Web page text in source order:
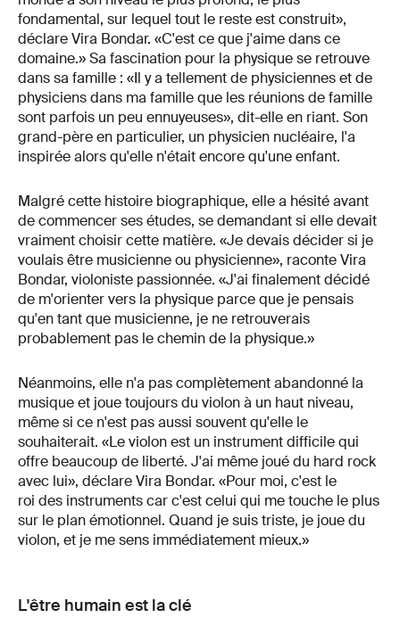
fondamental, sur lequel tout le reste est construit»,
déclare Vira Bondar. «C'est ce que j'aime dans ce
domaine.» Sa fascination pour la physique se retrouve
dans sa famille : «Il y a tellement de physiciennes et de
physiciens dans ma famille que les réunions de famille
sont parfois un peu ennuyeuses», dit-elle en riant. Son
grand-père en particulier, un physicien nucléaire, l'a
inspirée alors qu'elle n'était encore qu'une enfant.
Malgré cette histoire biographique, elle a hésité avant
de commencer ses études, se demandant si elle devait
vraiment choisir cette matière. «Je devais décider si je
voulais être musicienne ou physicienne», raconte Vira
Bondar, violoniste passionnée. «J'ai finalement décidé
de m'orienter vers la physique parce que je pensais
qu'en tant que musicienne, je ne retrouverais
probablement pas le chemin de la physique.»
Néanmoins, elle n'a pas complètement abandonné la
musique et joue toujours du violon à un haut niveau,
même si ce n'est pas aussi souvent qu'elle le
souhaiterait. «Le violon est un instrument difficile qui
offre beaucoup de liberté. J'ai même joué du hard rock
avec lui», déclare Vira Bondar. «Pour moi, c'est le
roi des instruments car c'est celui qui me touche le plus
sur le plan émotionnel. Quand je suis triste, je joue du
violon, et je me sens immédiatement mieux.»
L'être humain est la clé